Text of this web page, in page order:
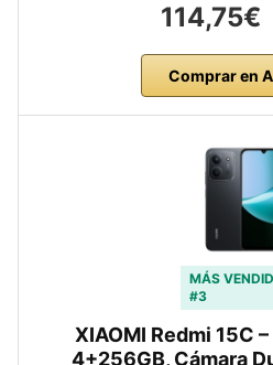
114,75€
Comprar en
MÁS
#3
XIAOMI Redmi 15C
4+256GB, Cámara